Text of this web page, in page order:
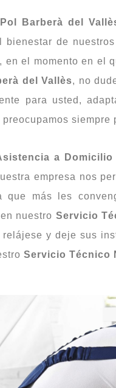
Barberà del
bienestar de
, en el momento en el
del Vallès, no
para usted,
preocupamos
a Domicilio
empresa nos
que más les
nuestro Servicio
relájese y deje sus
Servicio Técnico